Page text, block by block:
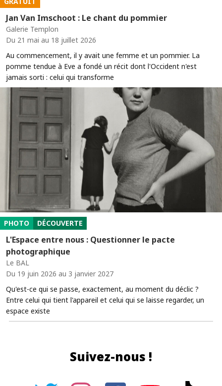
Jan Van Imschoot : Le chant du pommier
Galerie Templon
Du 21 mai au 18 juillet 2026
Au commencement, il y avait une femme et un pommier. La
pomme tendue à Eve a fondé un récit dont l'Occident n'est
jamais sorti : celui qui transforme
PHOTO DÉCOUVERTE
L'Espace entre nous : Questionner le pacte
photographique
Le BAL
Du 19 juin 2026 au 3 janvier 2027
Qu'est-ce qui se passe, exactement, au moment du déclic ?
Entre celui qui tient l'appareil et celui qui se laisse regarder, un
espace existe
Suivez-nous !